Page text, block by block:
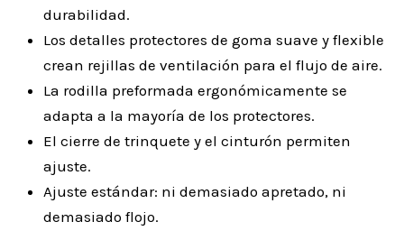
durabilidad.
Los detalles protectores de goma suave y flexible
crean rejillas de ventilación para el flujo de aire.
La rodilla preformada ergonómicamente se
adapta a la mayoría de los protectores.
El cierre de trinquete y el cinturón permiten
ajuste.
Ajuste estándar: ni demasiado apretado, ni
demasiado flojo.